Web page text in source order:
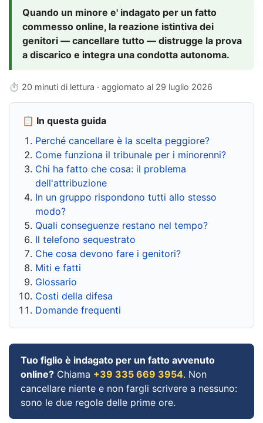
Quando un minore e' indagato per un fatto
commesso online, la reazione istintiva dei
genitori — cancellare tutto — distrugge la prova
a discarico e integra una condotta autonoma.
⏱ 20 minuti di lettura · aggiornato al 29 luglio 2026
📋 In questa guida
Perché cancellare è la scelta peggiore?
Come funziona il tribunale per i minorenni?
Chi ha fatto che cosa: il problema
dell'attribuzione
In un gruppo rispondono tutti allo stesso
modo?
Quali conseguenze restano nel tempo?
Il telefono sequestrato
Che cosa devono fare i genitori?
Miti e fatti
Glossario
Costi della difesa
Domande frequenti
Tuo figlio è indagato per un fatto avvenuto
online? Chiama +39 335 669 3954. Non
cancellare niente e non fargli scrivere a nessuno:
sono le due regole delle prime ore.